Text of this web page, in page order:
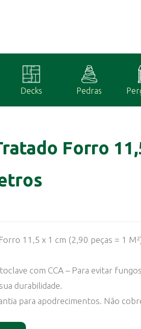
Decks Pedras
Forro
11,5 x 1 cm (2,90 peças = 1
com CCA – Para evitar
durabilidade.
para apodrecimentos. Não